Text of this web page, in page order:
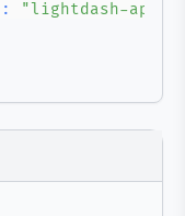
:
"lightdash-api-